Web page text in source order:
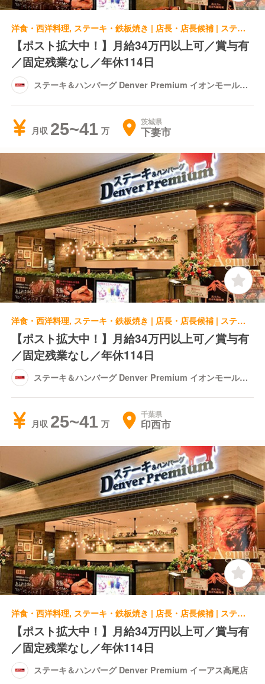
洋食・西洋料理, ステーキ・鉄板焼き | 店長・店長候補 | ステーキ＆ハンバーグ Denver Premium イオンモール下妻店
【ポスト拡大中！】月給34万円以上可／賞与有
／固定残業なし／年休114日
ステーキ＆ハンバーグ Denver Premium イオンモール下
月収 25~41 茨城県
下妻市
洋食・西洋料理, ステーキ・鉄板焼き | 店長・店長候補 | ステーキ＆ハンバーグ Denver Premium イオンモール千葉ニュータウン店
【ポスト拡大中！】月給34万円以上可／賞与有
／固定残業なし／年休114日
ステーキ＆ハンバーグ Denver Premium イオンモール千
月収 25~41 千葉県
印西市
洋食・西洋料理, ステーキ・鉄板焼き | 店長・店長候補 | ステーキ＆ハンバーグ Denver Premium イーアス高尾店
【ポスト拡大中！】月給34万円以上可／賞与有
／固定残業なし／年休114日
ステーキ＆ハンバーグ Denver Premium イーアス高尾店